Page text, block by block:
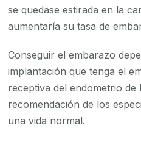
se quedase estirada en la
aumentaría su tasa de
Conseguir el embarazo
implantación que tenga el
receptiva del endometrio de
recomendación de los
una vida normal.